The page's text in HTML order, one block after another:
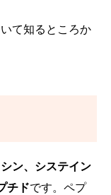
て知るところか
ン、システイン
チドです。ペプ